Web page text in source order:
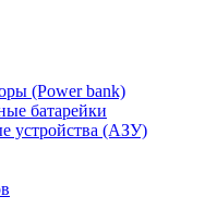
(Power bank)
батарейки
устройства (АЗУ)